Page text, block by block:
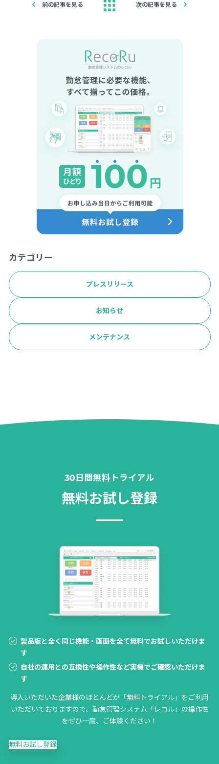
前の記事を見る 次の記事を見る
カテゴリー
プレスリリース
お知らせ
メンテナンス
30日間無料トライアル
無料お試し登録
製品版と全く同じ機能・画面を全て無料でお試しいただけま
す
自社の運用との互換性や操作性など実機でご確認いただけま
す
導入いただいた企業様のほとんどが「無料トライアル」をご利用
いただいておりますので、勤怠管理システム「レコル」の操作性
をぜひ一度、ご体験ください！
無料お試し登録